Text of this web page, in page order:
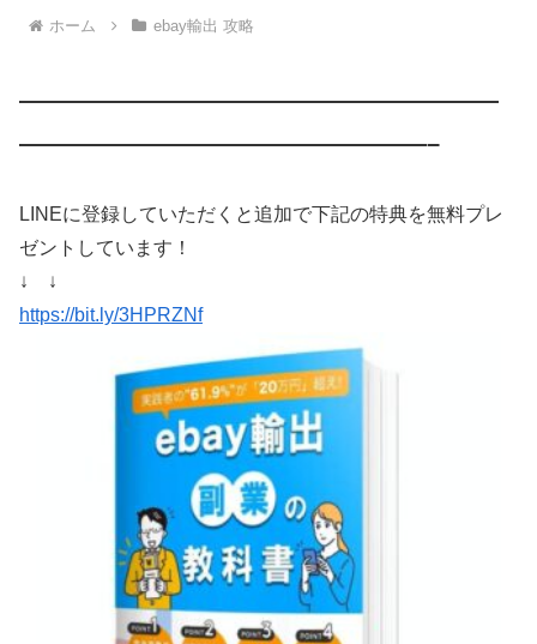
ホーム ebay輸出 攻略
————————————————————
—————————————————–
LINEに登録していただくと追加で下記の特典を無料プレ
ゼントしています！
↓ ↓
https://bit.ly/3HPRZNf